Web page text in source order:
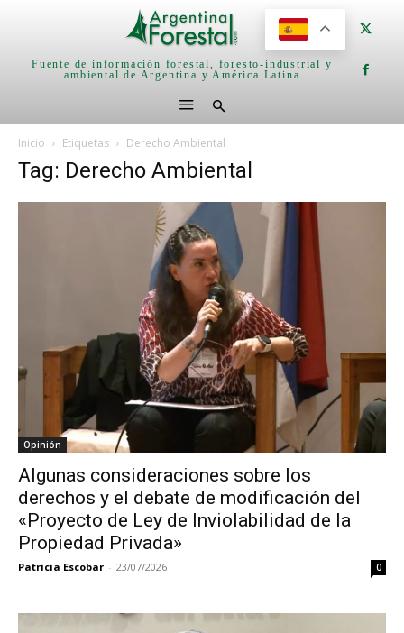
Fuente de información forestal, foresto-industrial y
ambiental de Argentina y América Latina
Inicio Etiquetas Derecho Ambiental
Tag: Derecho Ambiental
Opinión
Algunas consideraciones sobre los
derechos y el debate de modificación del
«Proyecto de Ley de Inviolabilidad de la
Propiedad Privada»
Patricia Escobar - 23/07/2026 0